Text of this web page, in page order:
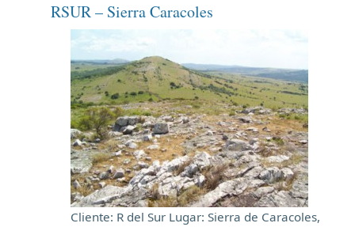
RSUR – Sierra Caracoles
Cliente: R del Sur Lugar: Sierra de Caracoles,